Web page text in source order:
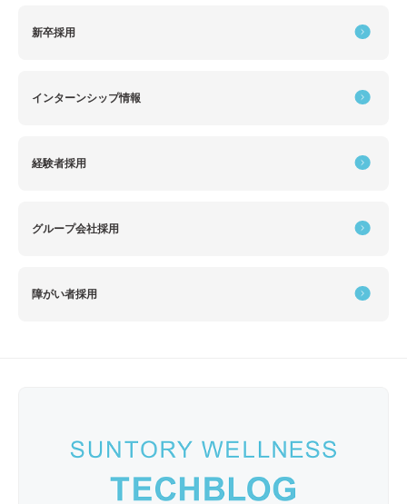
新卒採用
インターンシップ情報
経験者採用
グループ会社採用
障がい者採用